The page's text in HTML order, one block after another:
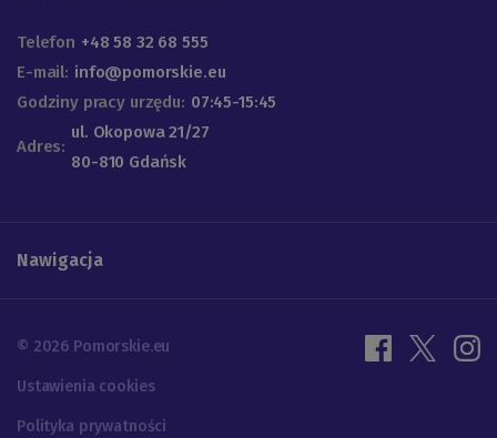
Telefon +48 58 32 68 555
E-mail: info@pomorskie.eu
Godziny pracy urzędu: 07:45-15:45
Adres:
ul. Okopowa 21/27
80-810 Gdańsk
Nawigacja
© 2026 Pomorskie.eu
Ustawienia cookies
Polityka prywatności